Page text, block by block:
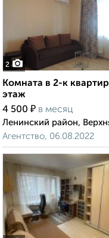
2
Комната в 2-к
этаж
4 500 ₽ в месяц
Ленинский район,
Агентство, 06.08.2022